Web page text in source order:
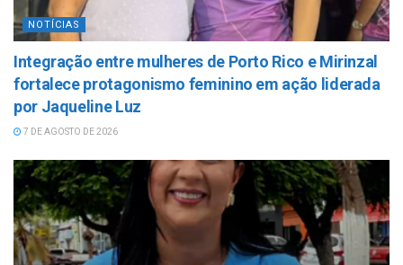
NOTÍCIAS
Integração entre mulheres de Porto Rico e Mirinzal
fortalece protagonismo feminino em ação liderada
por Jaqueline Luz
7 DE AGOSTO DE 2026